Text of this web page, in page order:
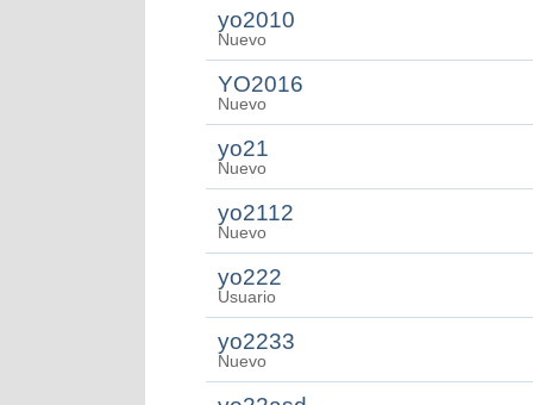
yo2010
Nuevo
YO2016
Nuevo
yo21
Nuevo
yo2112
Nuevo
yo222
Usuario
yo2233
Nuevo